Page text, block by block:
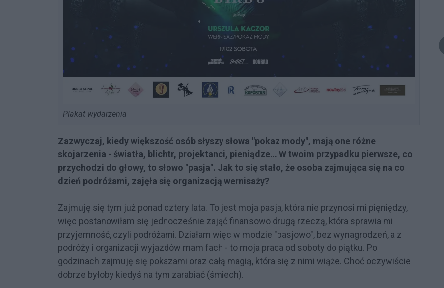
Plakat wydarzenia
Zazwyczaj, kiedy większość osób słyszy słowa "pokaz mody", mają one różne
skojarzenia - światła, blichtr, projektanci, pieniądze… W twoim przypadku pierwsze, co
przychodzi do głowy, to słowo "pasja". Jak to się stało, że osoba zajmująca się na co
dzień podróżami, zajęła się organizacją wernisaży?
Zajmuję się tym już ponad cztery lata. To jest moja pasja, która nie przynosi mi pięniędzy,
więc postanowiłam się jednocześnie zająć finansowo drugą rzeczą, która sprawia mi
przyjemność, czyli podróżami. Działam więc w modzie "pasjowo", bez wynagrodzeń, a z
podróży i organizacji wyjazdów mam fach - to moja praca od soboty do piątku. Po
godzinach zajmuję się pokazami oraz całą magią, która się z nimi wiąże. Choć oczywiście
dobrze byłoby kiedyś na tym zarabiać (śmiech).